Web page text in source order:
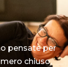
pensate per
chiuso,